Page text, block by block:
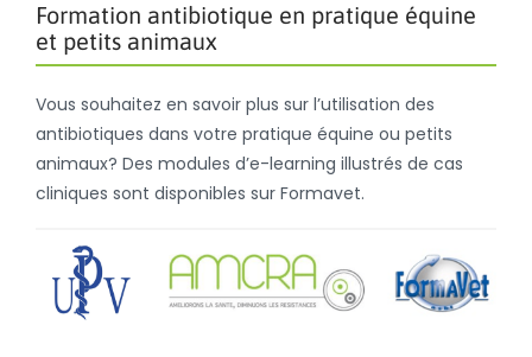
Formation antibiotique en pratique équine
et petits animaux
Vous souhaitez en savoir plus sur l’utilisation des
antibiotiques dans votre pratique équine ou petits
animaux? Des modules d’e-learning illustrés de cas
cliniques sont disponibles sur Formavet.